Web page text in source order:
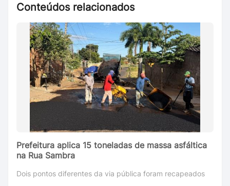
Conteúdos relacionados
Prefeitura aplica 15 toneladas de massa asfáltica
na Rua Sambra
Dois pontos diferentes da via pública foram recapeados